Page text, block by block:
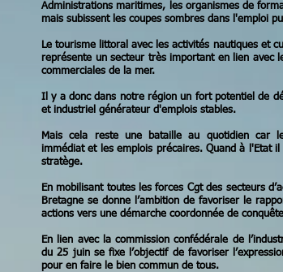
Administrations maritimes, les organismes de
mais subissent les coupes sombres dans l'emploi
Le tourisme littoral avec les activités nautiques et
représente un secteur très important en lien avec
commerciales de la mer.
Il y a donc dans notre région un fort potentiel de
et industriel générateur d'emplois stables.
Mais cela reste une bataille au quotidien car
immédiat et les emplois précaires. Quand à l'Etat
stratège.
En mobilisant toutes les forces Cgt des secteurs
Bretagne se donne l’ambition de favoriser le
actions vers une démarche coordonnée de
En lien avec la commission confédérale de
du 25 juin se fixe l’objectif de favoriser
pour en faire le bien commun de tous.